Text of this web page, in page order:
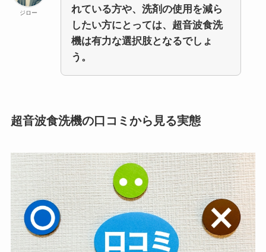
ジロー
れている方や、洗剤の使用を減ら
したい方にとっては、超音波食洗
機は有力な選択肢となるでしょ
う。
超音波食洗機の口コミから見る実態